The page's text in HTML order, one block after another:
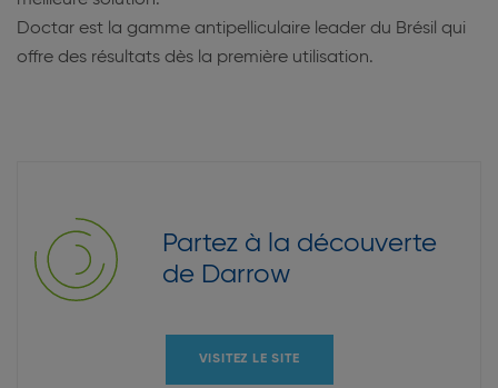
Doctar est la gamme antipelliculaire leader du Brésil qui
offre des résultats dès la première utilisation.
Partez à la découverte
de Darrow
VISITEZ LE SITE